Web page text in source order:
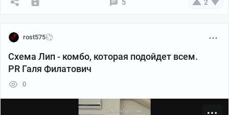
5 2
rost575
Схема Лип - комбо, которая подойдет всем.
PR Галя Филатович
0